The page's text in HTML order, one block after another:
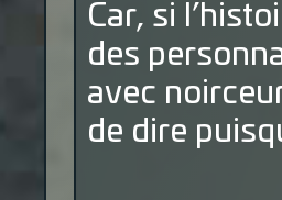
Car, si
des
avec
de dire